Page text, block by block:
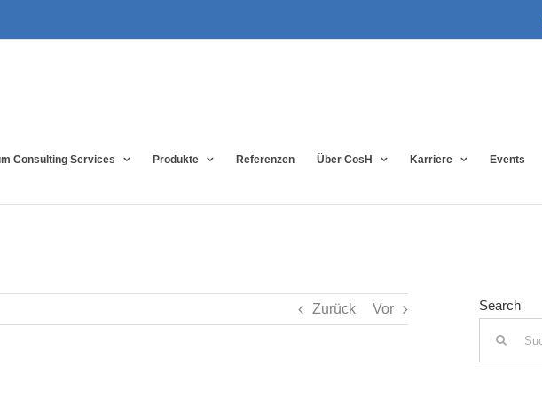
Consulting Services Produkte Referenzen Über CosH Karriere Events
Zurück Vor
Search